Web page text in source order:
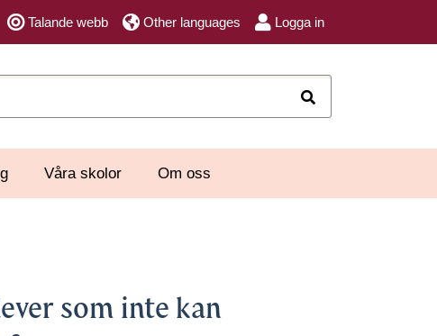
Talande webb Other languages Logga in
Våra skolor Om oss
som inte kan